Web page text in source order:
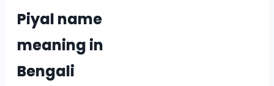
Piyal name
meaning in
Bengali